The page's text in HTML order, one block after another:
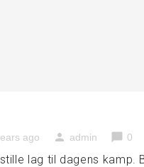
ago person admin chat_bubble 0
lag til dagens kamp.